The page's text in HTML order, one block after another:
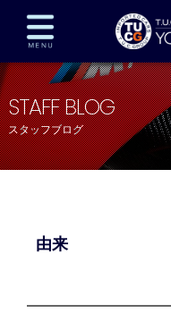
在庫車両情報
TUCとは？
全国納車
STAFF BLOG
スタッフブログ
由来